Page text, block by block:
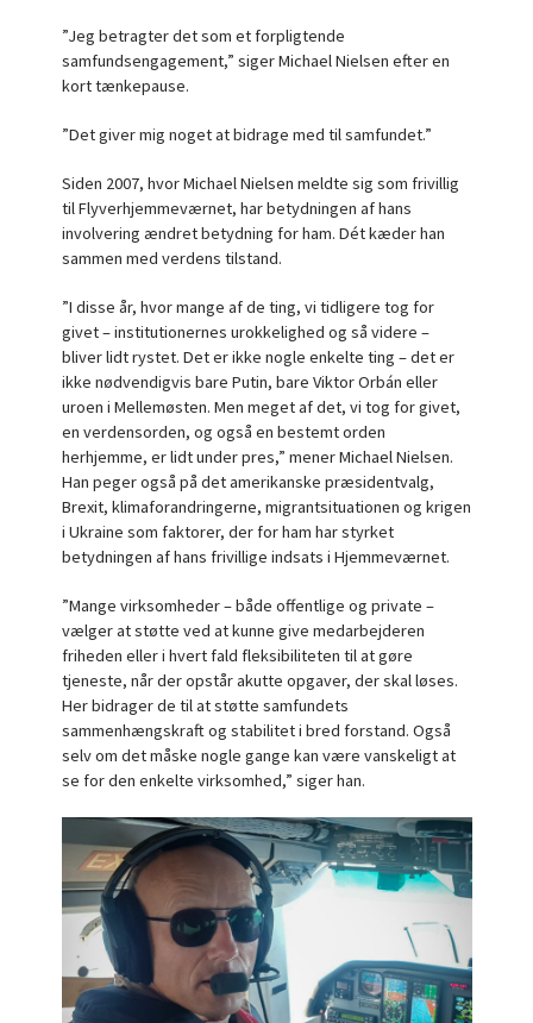
”Jeg betragter det som et forpligtende
samfundsengagement,” siger Michael Nielsen efter en
kort tænkepause.
”Det giver mig noget at bidrage med til samfundet.”
Siden 2007, hvor Michael Nielsen meldte sig som frivillig
til Flyverhjemmeværnet, har betydningen af hans
involvering ændret betydning for ham. Dét kæder han
sammen med verdens tilstand.
”I disse år, hvor mange af de ting, vi tidligere tog for
givet – institutionernes urokkelighed og så videre –
bliver lidt rystet. Det er ikke nogle enkelte ting – det er
ikke nødvendigvis bare Putin, bare Viktor Orbán eller
uroen i Mellemøsten. Men meget af det, vi tog for givet,
en verdensorden, og også en bestemt orden
herhjemme, er lidt under pres,” mener Michael Nielsen.
Han peger også på det amerikanske præsidentvalg,
Brexit, klimaforandringerne, migrantsituationen og krigen
i Ukraine som faktorer, der for ham har styrket
betydningen af hans frivillige indsats i Hjemmeværnet.
”Mange virksomheder – både offentlige og private –
vælger at støtte ved at kunne give medarbejderen
friheden eller i hvert fald fleksibiliteten til at gøre
tjeneste, når der opstår akutte opgaver, der skal løses.
Her bidrager de til at støtte samfundets
sammenhængskraft og stabilitet i bred forstand. Også
selv om det måske nogle gange kan være vanskeligt at
se for den enkelte virksomhed,” siger han.